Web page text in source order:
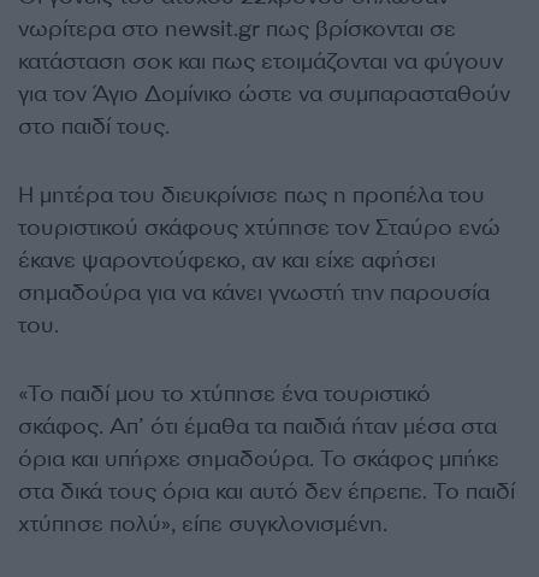
νωρίτερα στο newsit.gr πως βρίσκονται σε
κατάσταση σοκ και πως ετοιμάζονται να φύγουν
για τον Άγιο Δομίνικο ώστε να συμπαρασταθούν
στο παιδί τους.
Η μητέρα του διευκρίνισε πως η προπέλα του
τουριστικού σκάφους χτύπησε τον Σταύρο ενώ
έκανε ψαροντούφεκο, αν και είχε αφήσει
σημαδούρα για να κάνει γνωστή την παρουσία
του.
«Το παιδί μου το χτύπησε ένα τουριστικό
σκάφος. Απ’ ότι έμαθα τα παιδιά ήταν μέσα στα
όρια και υπήρχε σημαδούρα. Το σκάφος μπήκε
στα δικά τους όρια και αυτό δεν έπρεπε. Το παιδί
χτύπησε πολύ», είπε συγκλονισμένη.